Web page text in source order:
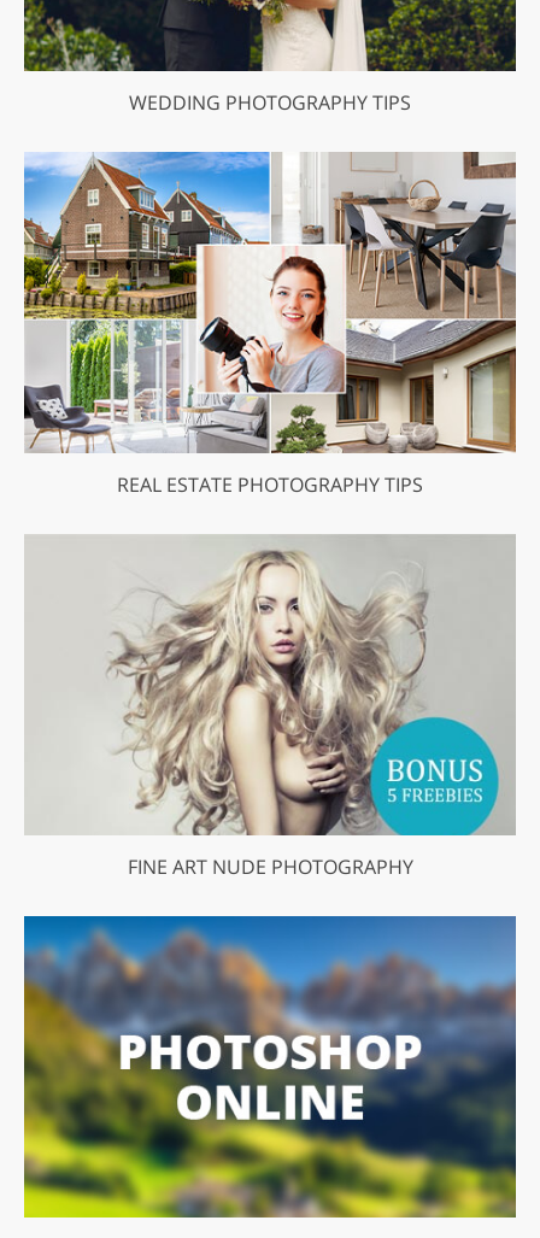
WEDDING PHOTOGRAPHY TIPS
REAL ESTATE PHOTOGRAPHY TIPS
FINE ART NUDE PHOTOGRAPHY